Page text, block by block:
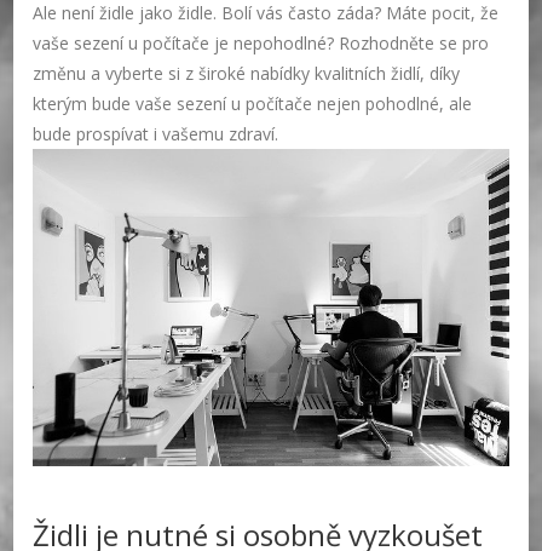
Ale není židle jako židle. Bolí vás často záda? Máte pocit, že
vaše sezení u počítače je nepohodlné? Rozhodněte se pro
změnu a vyberte si z široké nabídky kvalitních židlí, díky
kterým bude vaše sezení u počítače nejen pohodlné, ale
bude prospívat i vašemu zdraví.
Židli je nutné si osobně vyzkoušet